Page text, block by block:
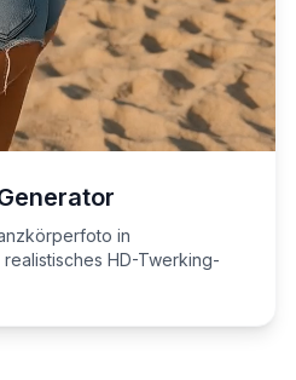
in
HD-Twerking-